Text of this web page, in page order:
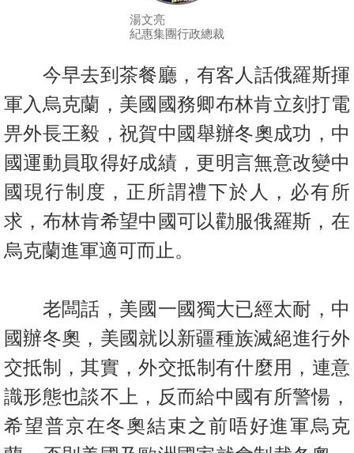
聞
數
據
公
佈
置
關
於
我
們
湯文亮
紀惠集團行政總裁
今早去到茶餐廳，有客人話俄羅斯揮
軍入烏克蘭，美國國務卿布林肯立刻打電
畀外長王毅，祝賀中國舉辦冬奧成功，中
國運動員取得好成績，更明言無意改變中
國現行制度，正所謂禮下於人，必有所
求， 布林肯希望中國可以勸服俄羅斯，在
烏克蘭進軍適可而止。
老闆話，美國一國獨大已經太耐，中
國辦冬奧，美國就以新疆種族滅絕進行外
交抵制，其實，外交抵制有什麼用，連意
識形態也談不上， 反而給中國有所警愓，
希望普京在冬奧結束之前唔好進軍烏克